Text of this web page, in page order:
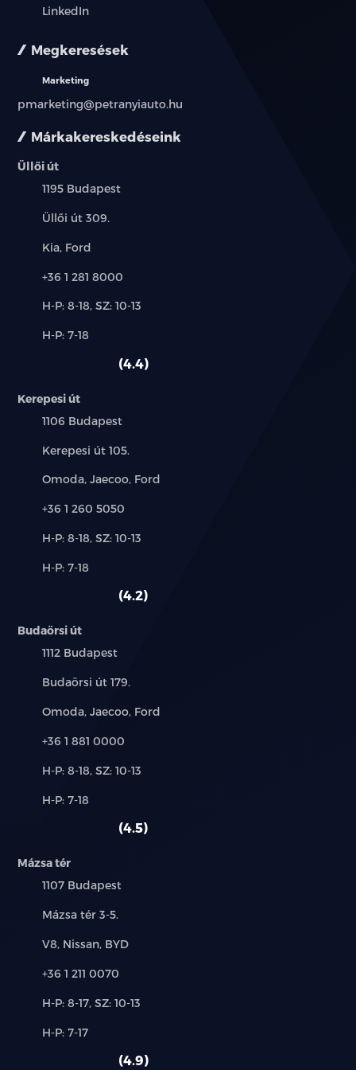
Márkakereskedéseink
Üllői út
Település:
1195 Budapest
Cím:
Üllői út 309.
Márkák:
Kia, Ford
Telefon:
+36 1 281 8000
Új-
használt
H-P: 8-18, SZ: 10-13
Alkatrész,
H-P: 7-18
4.4
Kerepesi út
Település:
1106 Budapest
Cím:
Kerepesi út 105.
Márkák:
Omoda, Jaecoo, Ford
Telefon:
+36 1 260 5050
Új-
használt
H-P: 8-18, SZ: 10-13
Alkatrész,
H-P: 7-18
4.2
Budaörsi út
Település:
1112 Budapest
Cím:
Budaörsi út 179.
Márkák:
Omoda, Jaecoo, Ford
Telefon:
+36 1 881 0000
Új-
használt
H-P: 8-18, SZ: 10-13
Alkatrész,
H-P: 7-18
4.5
Mázsa tér
Település:
1107 Budapest
Cím:
Mázsa tér 3-5.
Márkák:
V8, Nissan, BYD
Telefon:
+36 1 211 0070
Új-
használt
H-P: 8-17, SZ: 10-13
Alkatrész,
H-P: 7-17
4.9
LinkedIn
Megkeresések
Marketing
pmarketing@petranyiauto.hu